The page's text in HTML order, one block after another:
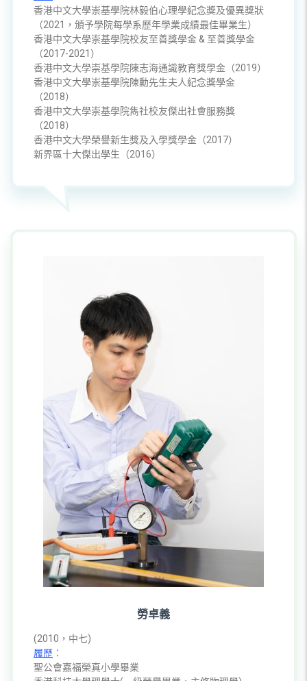
香港中文大學崇基學院林毅伯心理學紀念獎及優異獎狀
（2021，頒予學院每學系歷年學業成績最佳畢業生）
香港中文大學崇基學院校友至善獎學金 & 至善獎學金
（2017-2021）
香港中文大學崇基學院陳志海通識教育獎學金（2019）
香港中文大學崇基學院陳勳先生夫人紀念獎學金
（2018）
香港中文大學崇基學院雋社校友傑出社會服務獎
（2018）
香港中文大學榮譽新生獎及入學獎學金（2017）
新界區十大傑出學生（2016）
勞卓義
(2010，中七)
履歷 ︰
聖公會嘉福榮真小學畢業